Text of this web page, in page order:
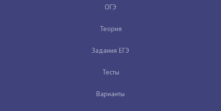
ОГЭ
Теория
Задания ЕГЭ
Тесты
Варианты